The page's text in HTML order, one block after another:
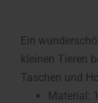
Ein
kleinen Tieren
Taschen und
Material: